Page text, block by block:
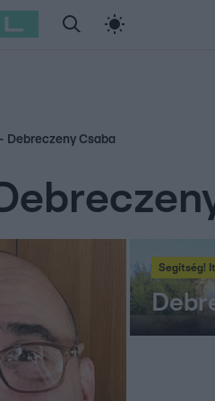
Szellő István Most Wanted
Debreczeny Csaba
Segítség!